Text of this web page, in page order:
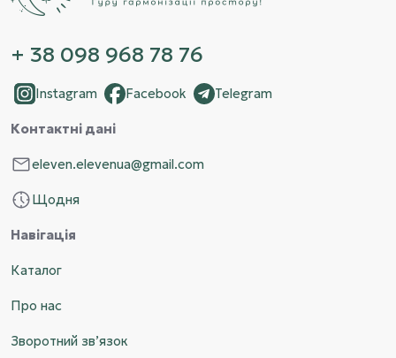
+ 38 098 968 78 76
Instagram Facebook Telegram
Контактні дані
eleven.elevenua@gmail.com
Щодня
Навігація
Каталог
Про нас
Зворотний зв’язок